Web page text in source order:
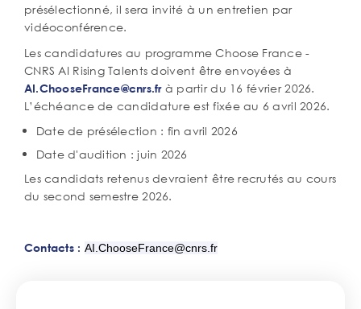
présélectionné, il sera invité à un entretien par
vidéoconférence.
Les candidatures au programme Choose France -
CNRS AI Rising Talents doivent être envoyées à
AI.ChooseFrance@cnrs.frà partir du 16 février 2026.
L’échéance de candidature est fixée au 6 avril 2026.
Date de présélection : fin avril 2026
Date d'audition : juin 2026
Les candidats retenus devraient être recrutés au cours
du second semestre 2026.
Contacts : AI.ChooseFrance@cnrs.fr